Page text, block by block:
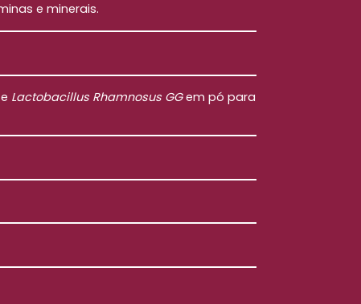
e minerais.
Lactobacillus Rhamnosus GGem pó para